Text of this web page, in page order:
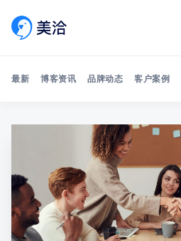
最新 博客资讯 品牌动态 客户案例